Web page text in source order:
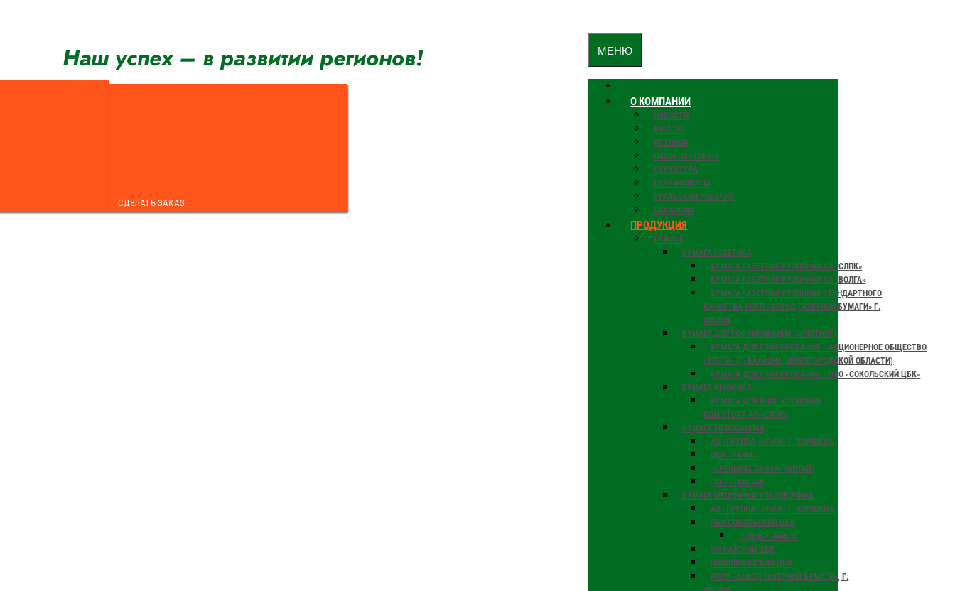
содержимомуНаш успех – в развитии регионов!
СДЕЛАТЬ ЗАКАЗ
МЕНЮ
О КОМПАНИИ
НОВОСТИ
МИССИЯ
ИСТОРИЯ
НАШИ ПАРТНЕРЫ
СТРУКТУРА
СЕРТИФИКАТЫ
УРАЛЬСКИЙ РАБОЧИЙ
ВАКАНСИИ
ПРОДУКЦИЯ
БУМАГА
БУМАГА ГАЗЕТНАЯ
БУМАГА ГАЗЕТНАЯ РУЛОННАЯ АО «СЛПК»
БУМАГА ГАЗЕТНАЯ РУЛОННАЯ АО «ВОЛГА»
БУМАГА ГАЗЕТНАЯ РУЛОННАЯ СТАНДАРТНОГО
КАЧЕСТВА РПУП «ЗАВОД ГАЗЕТНОЙ БУМАГИ» Г.
ШКЛОВ
БУМАГА ДЛЯ ГОФРИРОВАНИЯ (ФЛЮТИНГ)
БУМАГА ДЛЯ ГОФРИРОВАНИЯ – АКЦИОНЕРНОЕ ОБЩЕСТВО
«ВОЛГА» (Г. БАЛАХНА, НИЖЕГОРОДСКОЙ ОБЛАСТИ)
БУМАГА ДЛЯ ГОФРИРОВАНИЯ – ПАО «СОКОЛЬСКИЙ ЦБК»
БУМАГА КНИЖНАЯ
БУМАГА ДЛЯ КНИГ КРЕМОВАЯ
KOMISTORY АО «СЛПК»
БУМАГА МЕЛОВАННАЯ
АО «ГРУППА «ИЛИМ» Г. КОРЯЖМА
ЦБК «КАМА»
«CHENMING GROUP» (КИТАЙ)
«APP» (КИТАЙ)
БУМАГА МЕШОЧНАЯ/УПАКОВОЧНАЯ
АО «ГРУППА «ИЛИМ» Г. КОРЯЖМА
ПАО СОКОЛЬСКИЙ ЦБК
ПОДПЕРГАМЕНТ
МАРИЙСКИЙ ЦБК
НОВОЛЯЛИНСКИЙ ЦБК
РПУП «ЗАВОД ГАЗЕТНОЙ БУМАГИ», Г.